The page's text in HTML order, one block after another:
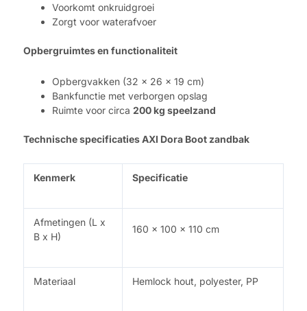
Voorkomt onkruidgroei
Zorgt voor waterafvoer
Opbergruimtes en functionaliteit
Opbergvakken (32 x 26 x 19 cm)
Bankfunctie met verborgen opslag
Ruimte voor circa 200 kg speelzand
Technische specificaties AXI Dora Boot zandbak
Kenmerk Specificatie
Afmetingen (L x
B x H)
160 x 100 x 110 cm
Materiaal Hemlock hout, polyester, PP